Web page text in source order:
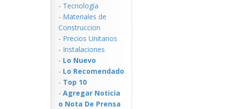
- Tecnología
- Materiales de
Construccion
- Precios Unitarios
- Instalaciones
- Lo Nuevo
- Lo Recomendado
- Top 10
- Agregar Noticia
o Nota De Prensa